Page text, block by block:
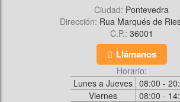
Ciudad: Pontevedra
Dirección: Rua Marqués de
C.P.: 36001
Llámanos
Horario:
Lunes a Jueves 08:00 -
Viernes
08:00 -